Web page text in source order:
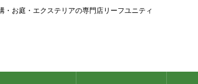
・お庭・エクステリアの専門店リーフユニティ